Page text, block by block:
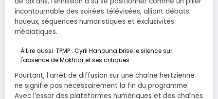
incontournable des soirées télévisées, alliant débats
houeux, séquences humoristiques et exclusivités
médiatiques.
À Lire aussi TPMP : Cyril Hanouna brise le silence sur
l'absence de Mokhtar et ses critiques
Pourtant, l’arrêt de diffusion sur une chaîne hertzienne
ne signifie pas nécessairement la fin du programme.
Avec l’essor des plateformes numériques et des chaînes